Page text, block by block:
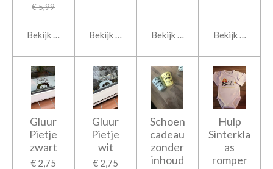
€ 5,99
Bekijk details Bekijk details Bekijk details Bekijk details
Gluur
Pietje
zwart
€ 2,75
Gluur
Pietje
wit
€ 2,75
Schoen
cadeau
zonder
inhoud
Hulp
Sinterkla
as
romper